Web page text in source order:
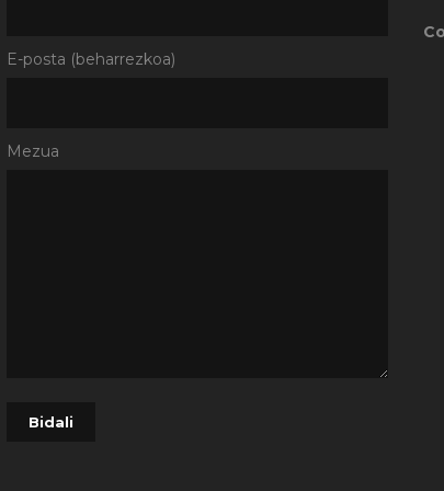
E-posta (beharrezkoa)
Mezua